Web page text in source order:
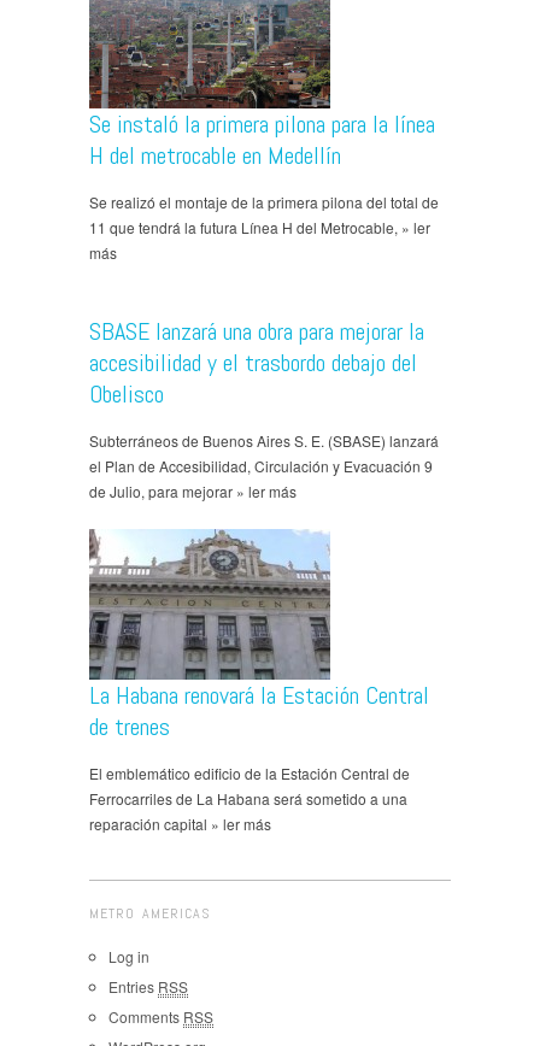
Se instaló la primera pilona para la línea
H del metrocable en Medellín
Se realizó el montaje de la primera pilona del total de
11 que tendrá la futura Línea H del Metrocable, » ler
más
SBASE lanzará una obra para mejorar la
accesibilidad y el trasbordo debajo del
Obelisco
Subterráneos de Buenos Aires S. E. (SBASE) lanzará
el Plan de Accesibilidad, Circulación y Evacuación 9
de Julio, para mejorar » ler más
La Habana renovará la Estación Central
de trenes
El emblemático edificio de la Estación Central de
Ferrocarriles de La Habana será sometido a una
reparación capital » ler más
METRO AMERICAS
Log in
Entries RSS
Comments RSS